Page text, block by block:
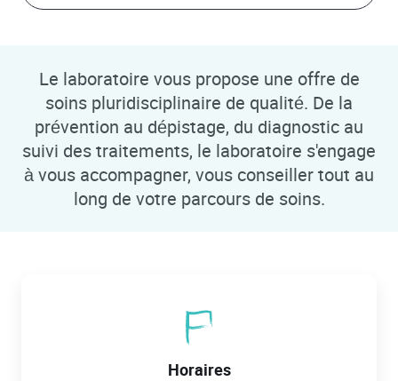
Le laboratoire vous propose une offre de
soins pluridisciplinaire de qualité. De la
prévention au dépistage, du diagnostic au
suivi des traitements, le laboratoire s'engage
à vous accompagner, vous conseiller tout au
long de votre parcours de soins.
Horaires